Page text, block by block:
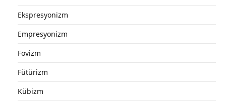
Ekspresyonizm
Empresyonizm
Fovizm
Fütürizm
Kübizm